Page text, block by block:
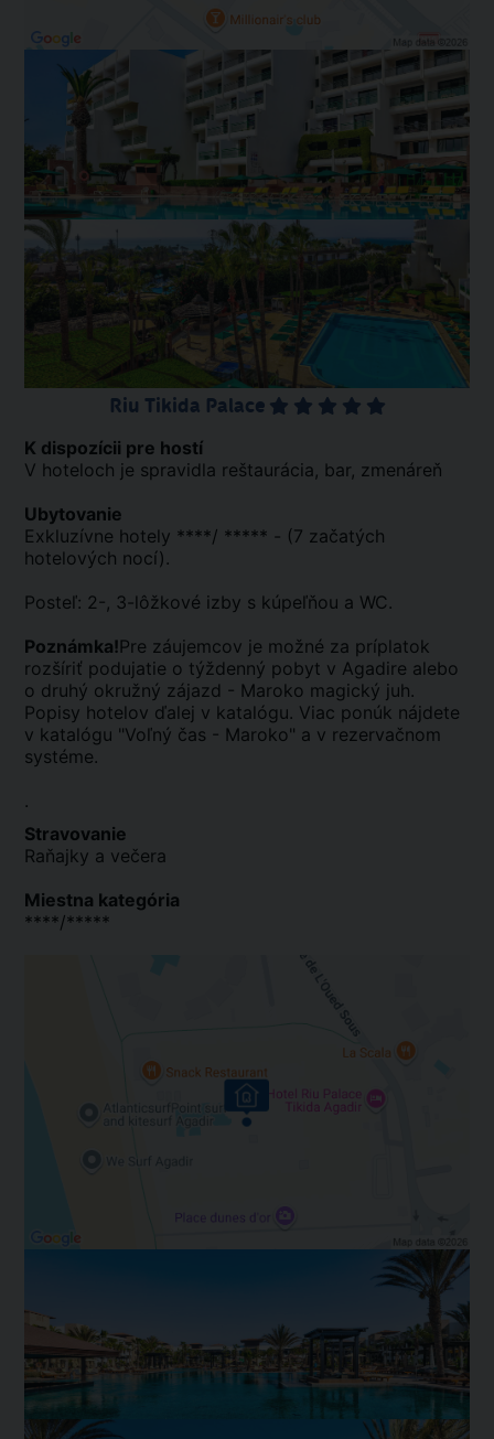
Riu Tikida Palace
K dispozícii pre hostí
V hoteloch je spravidla reštaurácia, bar, zmenáreň
Ubytovanie
Exkluzívne hotely ****/ ***** - (7 začatých
hotelových nocí).
Posteľ: 2-, 3-lôžkové izby s kúpeľňou a WC.
Poznámka!Pre záujemcov je možné za príplatok
rozšíriť podujatie o týždenný pobyt v Agadire alebo
o druhý okružný zájazd - Maroko magický juh.
Popisy hotelov ďalej v katalógu. Viac ponúk nájdete
v katalógu "Voľný čas - Maroko" a v rezervačnom
systéme.
.
Stravovanie
Raňajky a večera
Miestna kategória
****/*****